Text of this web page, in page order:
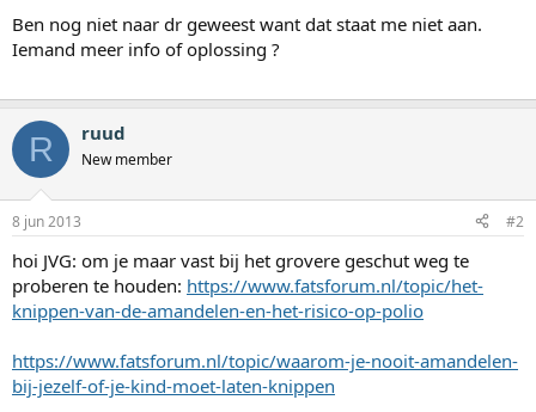
Ben nog niet naar dr geweest want dat staat me niet aan.
Iemand meer info of oplossing ?
R ruud
New member
8 jun 2013 #2
hoi JVG: om je maar vast bij het grovere geschut weg te
proberen te houden: https://www.fatsforum.nl/topic/het-
knippen-van-de-amandelen-en-het-risico-op-polio
https://www.fatsforum.nl/topic/waarom-je-nooit-amandelen-
bij-jezelf-of-je-kind-moet-laten-knippen